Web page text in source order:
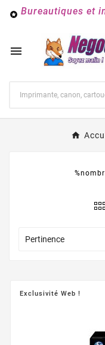
 Bureautiques et

Pertinence
Exclusivité Web !